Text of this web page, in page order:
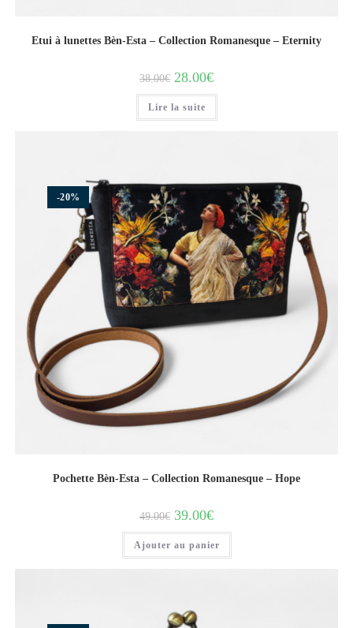
Etui à lunettes Bèn-Esta – Collection Romanesque – Eternity
38.00€ 28.00€
Lire la suite
-20%
Pochette Bèn-Esta – Collection Romanesque – Hope
49.00€ 39.00€
Ajouter au panier